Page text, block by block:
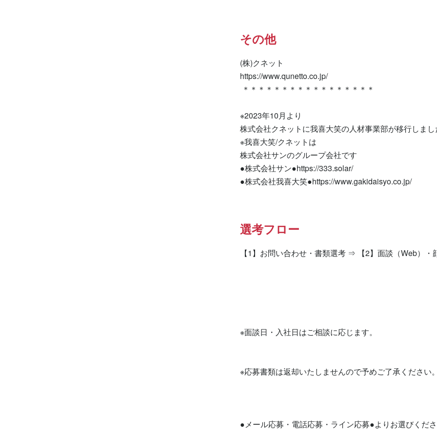
その他
(株)クネット
https://www.qunetto.co.jp/
※2023年10月より
株式会社クネットに我喜大笑の人材事業部が移行しま
※我喜大笑/クネットは
株式会社サンのグループ会社です
●株式会社サン●https://333.solar/
●株式会社我喜大笑●https://www.gakidaisyo.co.jp/
選考フロー
【1】お問い合わせ・書類選考 ⇒ 【2】面談（Web）
※面談日・入社日はご相談に応じます。
※応募書類は返却いたしませんので予めご了承ください
●メール応募・電話応募・ライン応募●よりお選びくだ